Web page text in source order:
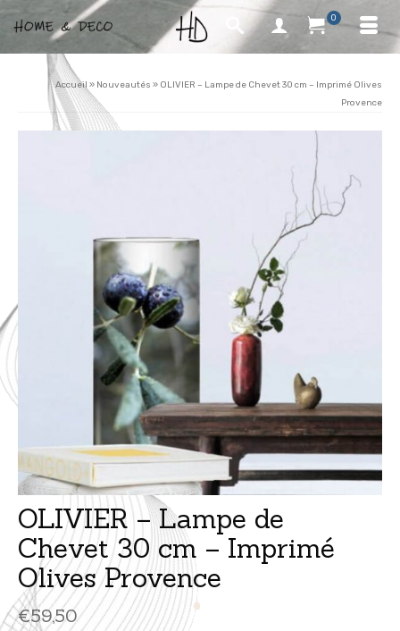
0
Accueil » Nouveautés » OLIVIER – Lampe de Chevet 30 cm – Imprimé Olives
Provence
OLIVIER – Lampe de
Chevet 30 cm – Imprimé
Olives Provence
€59,50